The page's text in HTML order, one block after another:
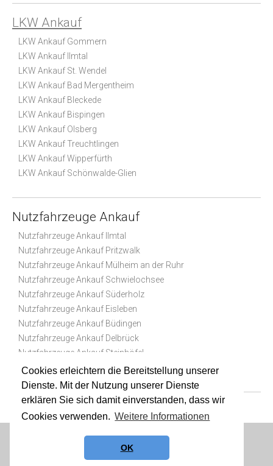
Cookies erleichtern die Bereitstellung unserer
Dienste. Mit der Nutzung unserer Dienste
erklären Sie sich damit einverstanden, dass wir
Cookies verwenden. Weitere Informationen
OK
LKW Ankauf
LKW Ankauf Gommern
LKW Ankauf Ilmtal
LKW Ankauf St. Wendel
LKW Ankauf Bad Mergentheim
LKW Ankauf Bleckede
LKW Ankauf Bispingen
LKW Ankauf Olsberg
LKW Ankauf Treuchtlingen
LKW Ankauf Wipperfürth
LKW Ankauf Schönwalde-Glien
Nutzfahrzeuge Ankauf
Nutzfahrzeuge Ankauf Ilmtal
Nutzfahrzeuge Ankauf Pritzwalk
Nutzfahrzeuge Ankauf Mülheim an der Ruhr
Nutzfahrzeuge Ankauf Schwielochsee
Nutzfahrzeuge Ankauf Süderholz
Nutzfahrzeuge Ankauf Eisleben
Nutzfahrzeuge Ankauf Büdingen
Nutzfahrzeuge Ankauf Delbrück
Nutzfahrzeuge Ankauf Steinhöfel
Nutzfahrzeuge Ankauf Eisenach
|Impressum